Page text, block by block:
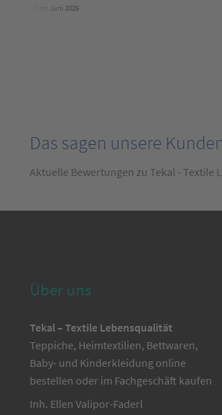
verkauft im Juni 2026
Das sagen unsere
Aktuelle Bewertungen zu Tekal -
Über uns
Tekal – Textile Lebensqualität
Teppiche, Heimtextilien, Bettwaren,
Baby- und Kinderkleidung online
bestellen oder im Fachgeschäft kaufen
Inh. Ellen Valipor-Faderl